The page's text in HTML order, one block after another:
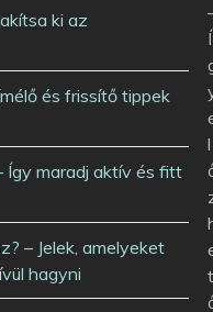
ki az
és frissítő tippek
Így maradj aktív és fitt
– Jelek, amelyeket
hagyni
Í
l